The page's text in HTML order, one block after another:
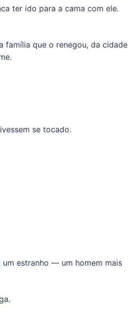
ter ido para a cama com ele.
família que o renegou, da cidade
se tocado.
um estranho — um homem mais